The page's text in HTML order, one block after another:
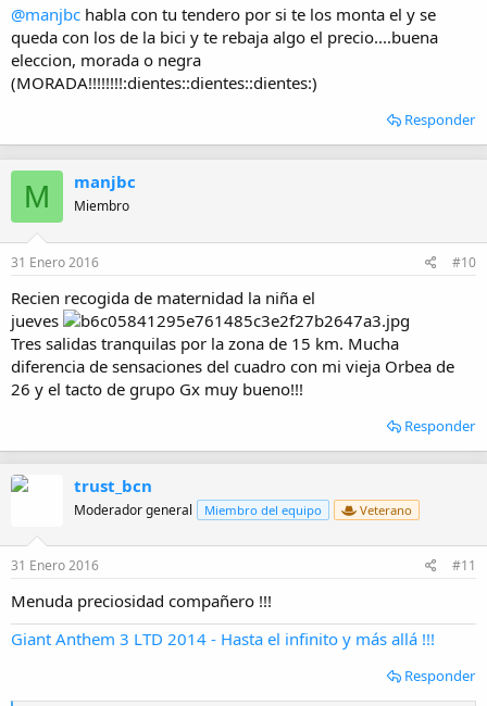
@manjbc habla con tu tendero por si te los monta el y se
queda con los de la bici y te rebaja algo el precio....buena
eleccion, morada o negra
(MORADA!!!!!!!!:dientes::dientes::dientes:)
Responder
M manjbc
Miembro
31 Enero 2016 #10
Recien recogida de maternidad la niña el
jueves
Tres salidas tranquilas por la zona de 15 km. Mucha
diferencia de sensaciones del cuadro con mi vieja Orbea de
26 y el tacto de grupo Gx muy bueno!!!
Responder
trust_bcn
Moderador general Miembro del equipo Veterano
31 Enero 2016 #11
Menuda preciosidad compañero !!!
Giant Anthem 3 LTD 2014 - Hasta el infinito y más allá !!!
Responder